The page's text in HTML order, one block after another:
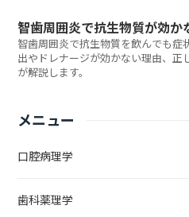
智歯周囲炎で抗生物質が効か
智歯周囲炎で抗生物質を飲んでも
出やドレナージが効かない理由、正
が解説します。
メニュー
口腔病理学
歯科薬理学